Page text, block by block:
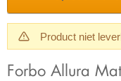
Product niet
Forbo Allura